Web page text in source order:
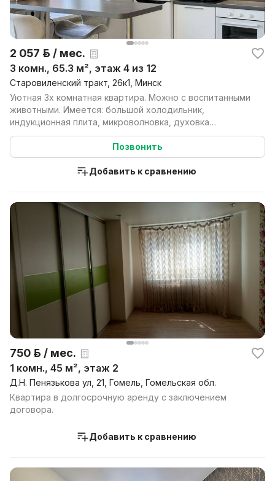
2 057 р. / мес.
3 комн., 65.3 м², этаж 4 из 12
Старовиленский тракт, 26к1, Минск
Уютная 3х комнатная квартира. Можно с воспитанными
животными. Имеется: большой холодильник,
индукционная плита, микроволновка, духовка
электрическая, ...
Позвонить
Добавить к сравнению
750 р. / мес.
1 комн., 45 м², этаж 2
Д.Н. Пенязькова ул, 21, Гомель, Гомельская обл.
Квартира в долгосрочную аренду с заключением
договора.
Добавить к сравнению